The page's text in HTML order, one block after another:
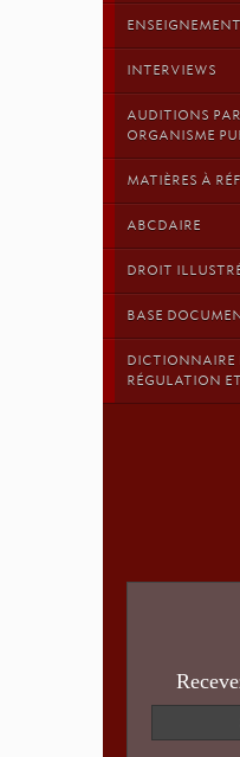
INTERVIEWS
AUDITIONS
ORGANISME
MATIÈRES À
ABCDAIRE
DROIT
BASE
DICTIONNAIRE
RÉGULATION